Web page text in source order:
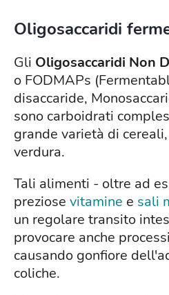
Oligosaccaridi
Gli Oligosaccaridi Non
o FODMAPs
disaccaride,
sono carboidrati
grande varietà di
verdura.
Tali alimenti - oltre ad
preziose vitamine e sali
un regolare transito
provocare anche
causando gonfiore
coliche.